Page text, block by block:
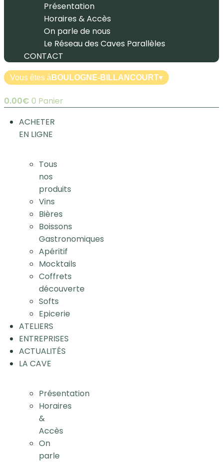
Présentation
Horaires & Accès
On parle de nous
Le Réseau des Caves Parallèles
CONTACT
Vous êtes à BOULOGNE-BILLANCOURT▾
0.00€ 0 Panier
ACHETER
EN LIGNE
Tous
nos
produits
Vins
Bières
Boissons
Gastronomiques
Apéritif
Mocktails
Coffrets
découverte
Softs
Epicerie
ATELIERS
ENTREPRISES
ACTUALITÉS
LA CAVE
Présentation
Horaires
&
Accès
On
parle